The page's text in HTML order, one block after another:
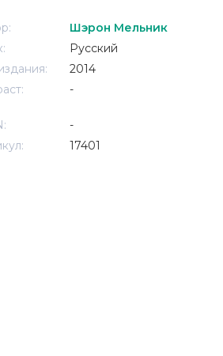
Шэрон Мельник
Русский
2014
-
-
17401